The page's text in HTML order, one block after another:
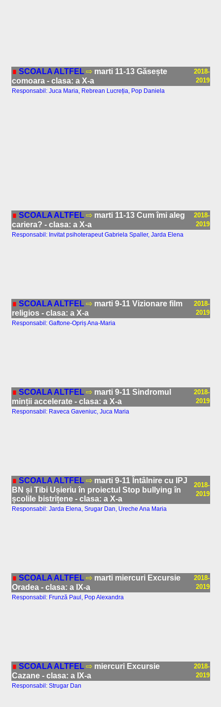
∎ SCOALA ALTFEL ⇨ marti 11-13 Găsește
comoara - clasa: a X-a
2018-
2019
Responsabil: Juca Maria, Rebrean Lucreția, Pop Daniela
∎ SCOALA ALTFEL ⇨ marti 11-13 Cum îmi aleg
cariera? - clasa: a X-a
2018-
2019
Responsabil: Invitat psihoterapeut Gabriela Spaller, Jarda Elena
∎ SCOALA ALTFEL ⇨ marti 9-11 Vizionare film
religios - clasa: a X-a
2018-
2019
Responsabil: Gaftone-Opriș Ana-Maria
∎ SCOALA ALTFEL ⇨ marti 9-11 Sindromul
minții accelerate - clasa: a X-a
2018-
2019
Responsabil: Raveca Gaveniuc, Juca Maria
∎ SCOALA ALTFEL ⇨ marti 9-11 Întâlnire cu IPJ
BN și Tibi Ușieriu în proiectul Stop bullying în
școlile bistrițene - clasa: a X-a
2018-
2019
Responsabil: Jarda Elena, Srugar Dan, Ureche Ana Maria
∎ SCOALA ALTFEL ⇨ marti miercuri Excursie
Oradea - clasa: a IX-a
2018-
2019
Responsabil: Frunză Paul, Pop Alexandra
∎ SCOALA ALTFEL ⇨ miercuri Excursie
Cazane - clasa: a IX-a
2018-
2019
Responsabil: Strugar Dan